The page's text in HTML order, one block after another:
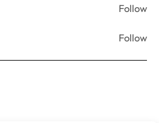
Follow
Follow